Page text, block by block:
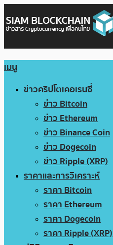
เมนู
ข่าวคริปโตเคอเรนซี่
ข่าว Bitcoin
ข่าว Ethereum
ข่าว Binance Coin
ข่าว Dogecoin
ข่าว Ripple (XRP)
ราคาและการวิเคราะห์
ราคา Bitcoin
ราคา Ethereum
ราคา Dogecoin
ราคา Ripple (XRP)